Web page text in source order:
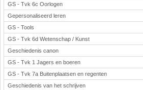
GS - Tvk 6c Oorlogen
Gepersonaliseerd leren
GS - Tools
GS - Tvk 6d Wetenschap / Kunst
Geschiedenis canon
GS - Tvk 1 Jagers en boeren
GS - Tvk 7a Buitenplaatsen en regenten
Geschiedenis van het schrijven